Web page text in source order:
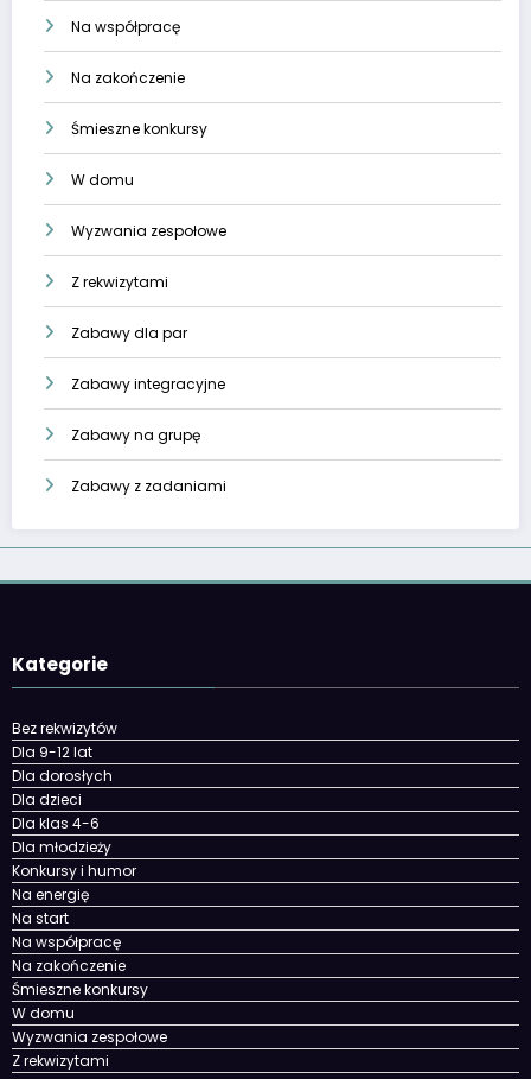
Na współpracę
Na zakończenie
Śmieszne konkursy
W domu
Wyzwania zespołowe
Z rekwizytami
Zabawy dla par
Zabawy integracyjne
Zabawy na grupę
Zabawy z zadaniami
Kategorie
Bez rekwizytów
Dla 9-12 lat
Dla dorosłych
Dla dzieci
Dla klas 4-6
Dla młodzieży
Konkursy i humor
Na energię
Na start
Na współpracę
Na zakończenie
Śmieszne konkursy
W domu
Wyzwania zespołowe
Z rekwizytami